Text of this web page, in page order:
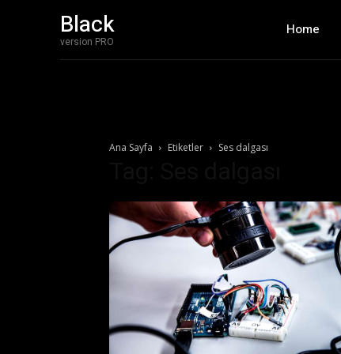
Black
version PRO
Home
Ana Sayfa Etiketler Ses dalgası